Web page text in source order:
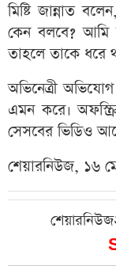
মিষ্টি জান্নাত
কেন বলবে? আমি
তাহলে তাকে ধরে
অভিনেত্রী
এমন করে।
সেসবের ভিডিও
শেয়ারনিউজ, ১৬